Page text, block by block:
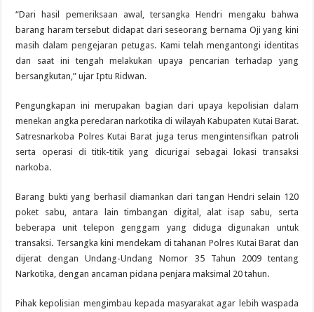
“Dari hasil pemeriksaan awal, tersangka Hendri mengaku bahwa
barang haram tersebut didapat dari seseorang bernama Oji yang kini
masih dalam pengejaran petugas. Kami telah mengantongi identitas
dan saat ini tengah melakukan upaya pencarian terhadap yang
bersangkutan,” ujar Iptu Ridwan.
Pengungkapan ini merupakan bagian dari upaya kepolisian dalam
menekan angka peredaran narkotika di wilayah Kabupaten Kutai Barat.
Satresnarkoba Polres Kutai Barat juga terus mengintensifkan patroli
serta operasi di titik-titik yang dicurigai sebagai lokasi transaksi
narkoba.
Barang bukti yang berhasil diamankan dari tangan Hendri selain 120
poket sabu, antara lain timbangan digital, alat isap sabu, serta
beberapa unit telepon genggam yang diduga digunakan untuk
transaksi. Tersangka kini mendekam di tahanan Polres Kutai Barat dan
dijerat dengan Undang-Undang Nomor 35 Tahun 2009 tentang
Narkotika, dengan ancaman pidana penjara maksimal 20 tahun.
Pihak kepolisian mengimbau kepada masyarakat agar lebih waspada